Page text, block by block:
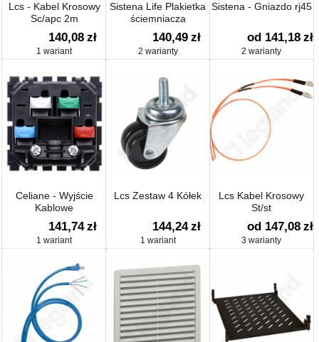
Lcs - Kabel Krosowy
Sc/apc 2m
140,08 zł
1 wariant
Sistena Life Plakietka
ściemniacza
140,49 zł
2 warianty
Sistena - Gniazdo rj45
od 141,18 zł
2 warianty
Celiane - Wyjście
Kablowe
141,74 zł
1 wariant
Lcs Zestaw 4 Kółek
144,24 zł
1 wariant
Lcs Kabel Krosowy
St/st
od 147,08 zł
3 warianty